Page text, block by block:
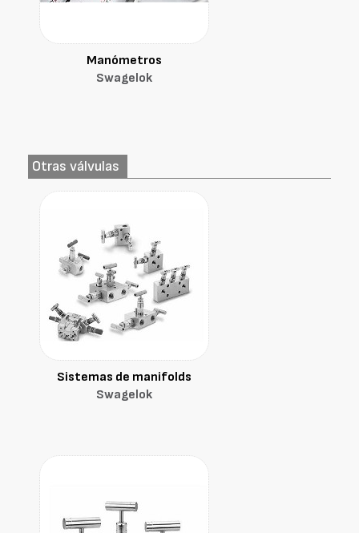
Manómetros
Swagelok
Otras válvulas
Sistemas de manifolds
Swagelok